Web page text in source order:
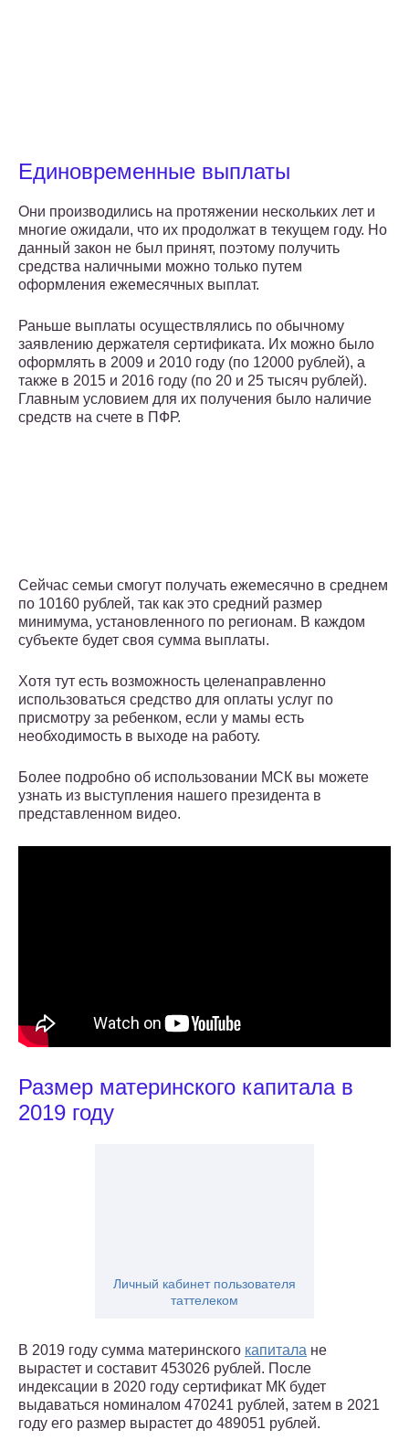
Единовременные выплаты
Они производились на протяжении нескольких лет и
многие ожидали, что их продолжат в текущем году. Но
данный закон не был принят, поэтому получить
средства наличными можно только путем
оформления ежемесячных выплат.
Раньше выплаты осуществлялись по обычному
заявлению держателя сертификата. Их можно было
оформлять в 2009 и 2010 году (по 12000 рублей), а
также в 2015 и 2016 году (по 20 и 25 тысяч рублей).
Главным условием для их получения было наличие
средств на счете в ПФР.
Сейчас семьи смогут получать ежемесячно в среднем
по 10160 рублей, так как это средний размер
минимума, установленного по регионам. В каждом
субъекте будет своя сумма выплаты.
Хотя тут есть возможность целенаправленно
использоваться средство для оплаты услуг по
присмотру за ребенком, если у мамы есть
необходимость в выходе на работу.
Более подробно об использовании МСК вы можете
узнать из выступления нашего президента в
представленном видео.
Размер материнского капитала в
2019 году
Личный кабинет пользователя
таттелеком
В 2019 году сумма материнского капитала не
вырастет и составит 453026 рублей. После
индексации в 2020 году сертификат МК будет
выдаваться номиналом 470241 рублей, затем в 2021
году его размер вырастет до 489051 рублей.